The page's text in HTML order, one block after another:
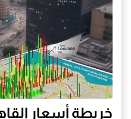
خريطة أسعار